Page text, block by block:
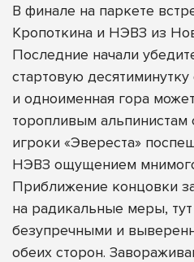
В финале на паркете
Кропоткина и НЭВЗ из
Последние начали
стартовую
и одноименная гора
торопливым
игроки «Эвереста»
НЭВЗ ощущением
Приближение концовки
на радикальные меры,
безупречными и
обеих сторон.